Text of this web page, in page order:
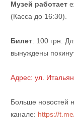
Музей работает
(Касса до 16:30).
Билет: 100 грн.
вынуждены
Адрес: ул.
Больше новостей
канале: https://